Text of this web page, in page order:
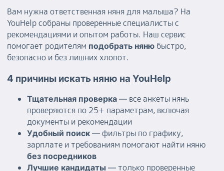
Вам нужна ответственная няня для малыша? На
YouHelp собраны проверенные специалисты с
рекомендациями и опытом работы. Наш сервис
помогает родителям подобрать няню быстро,
безопасно и без лишних хлопот.
4 причины искать няню на YouHelp
Тщательная проверка — все анкеты нянь
проверяются по 25+ параметрам, включая
документы и рекомендации
Удобный поиск — фильтры по графику,
зарплате и требованиям помогают найти няню
без посредников
Лучшие кандидаты — только проверенные